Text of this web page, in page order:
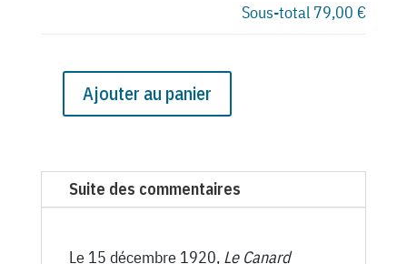
Sous-total 79,00 €
quantité
233
du
Enchaîné
Ajouter au panier
Suite des commentaires
Le 15 décembre 1920, Le Canard